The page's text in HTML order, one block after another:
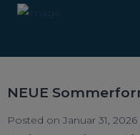
NEUE
Posted on Januar 31,